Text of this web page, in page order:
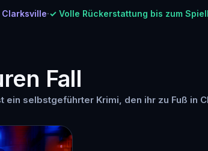
·✓ Volle Rückerstattung bis zum
Fall
ein selbstgeführter Krimi, den ihr zu Fuß in